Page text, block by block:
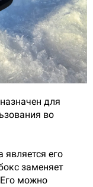
для
во
его
заменяет
Его можно